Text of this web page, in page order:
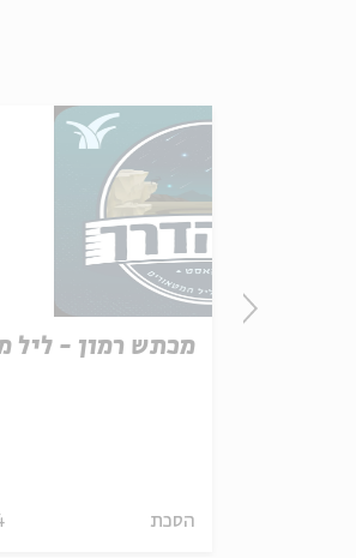
מכתש רמון - ליל
הסכת